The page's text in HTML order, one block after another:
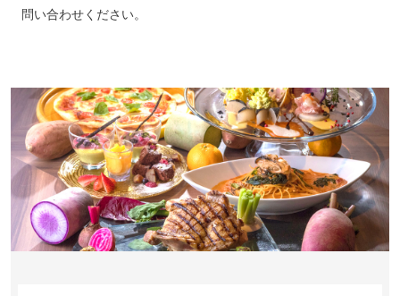
問い合わせください。